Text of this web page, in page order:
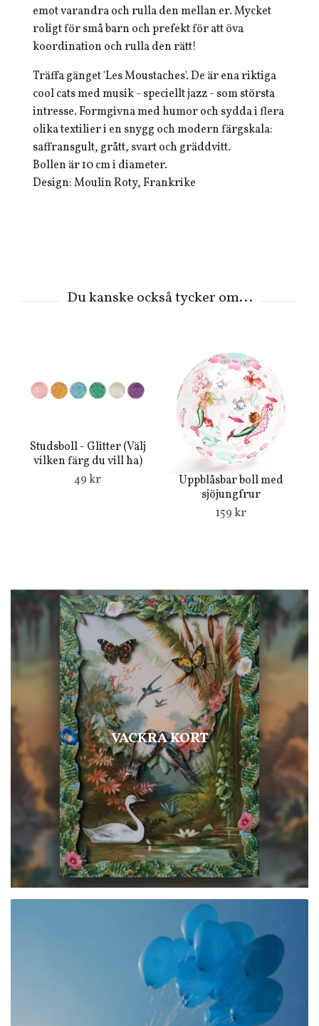
VACKRA KORT
emot varandra och rulla den mellan er. Mycket
roligt för små barn och prefekt för att öva
koordination och rulla den rätt!
Träffa gänget 'Les Moustaches'. De är ena riktiga
cool cats med musik - speciellt jazz - som största
intresse. Formgivna med humor och sydda i flera
olika textilier i en snygg och modern färgskala:
saffransgult, grått, svart och gräddvitt.
Bollen är 10 cm i diameter.
Design: Moulin Roty, Frankrike
Studsboll - Glitter (Välj
vilken färg du vill ha)
49 kr
Uppblåsbar boll med
sjöjungfrur
159 kr